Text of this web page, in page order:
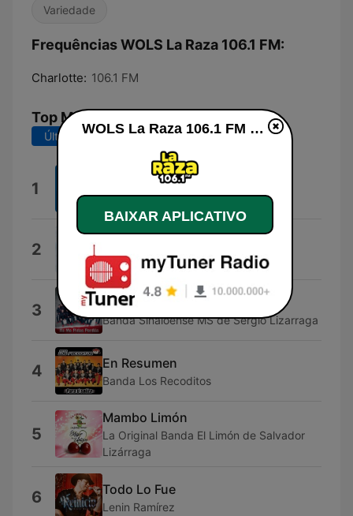
Variedade
Frequências WOLS La Raza 106.1 FM:
Charlotte: 106.1 FM
Top Músicas
Últimos 7 dias Últimos 30 dias
1 Lo Que Paso Entre Tu y Yo Paso
Luis Enrique
2 Xenia
3 Juré
Banda Sinaloense MS de Sergio Lizarraga
4 En Resumen
Banda Los Recoditos
5
Mambo Limón
La Original Banda El Limón de Salvador
Lizárraga
6 Todo Lo Fue
Lenin Ramírez
WOLS La Raza 106.1 FM ao vivo
BAIXAR APLICATIVO